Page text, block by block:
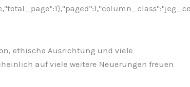
ethische Ausrichtung und viele
auf viele weitere Neuerungen freuen